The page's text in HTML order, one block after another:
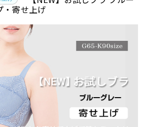
・寄せ上げ